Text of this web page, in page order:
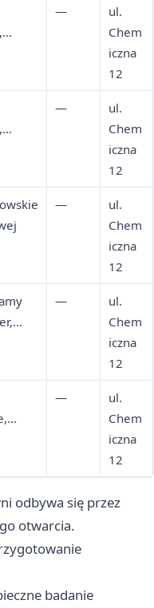
—
ul.
Chem
iczna
12
—
ul.
Chem
iczna
12
—
ul.
Chem
iczna
12
—
ul.
Chem
iczna
12
—
ul.
Chem
iczna
12
odbywa się przez
otwarcia.
badanie